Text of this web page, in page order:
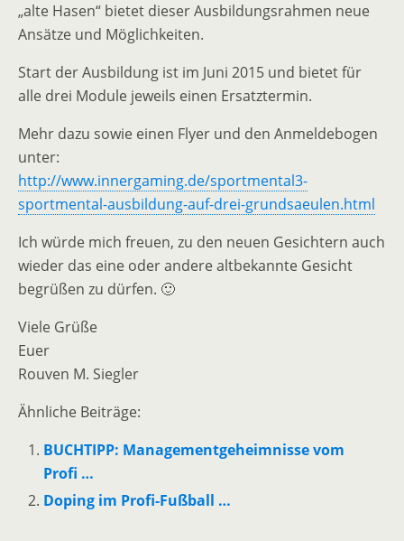
„alte Hasen“ bietet dieser Ausbildungsrahmen neue
Ansätze und Möglichkeiten.
Start der Ausbildung ist im Juni 2015 und bietet für
alle drei Module jeweils einen Ersatztermin.
Mehr dazu sowie einen Flyer und den Anmeldebogen
unter:
http://www.innergaming.de/sportmental3-
sportmental-ausbildung-auf-drei-grundsaeulen.html
Ich würde mich freuen, zu den neuen Gesichtern auch
wieder das eine oder andere altbekannte Gesicht
begrüßen zu dürfen. 🙂
Viele Grüße
Euer
Rouven M. Siegler
Ähnliche Beiträge:
BUCHTIPP: Managementgeheimnisse vom
Profi …
Doping im Profi-Fußball …